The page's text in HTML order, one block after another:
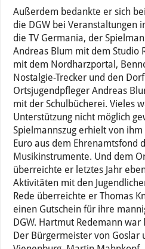
Außerdem bedankte er sich
die DGW bei Veranstaltungen
die TV Germania, der
Andreas Blum mit dem Studio
mit dem Nordharzportal,
Nostalgie-Trecker und den
Ortsjugendpfleger Andreas
mit der Schulbücherei. Vieles
Unterstützung nicht möglich
Spielmannszug erhielt von
Euro aus dem Ehrenamtsfond
Musikinstrumente. Und dem
überreichte er letztes Jahr
Aktivitäten mit den
Rede überreichte er Thomas
einen Gutschein für ihre
DGW. Hartmut Redemann
Der Bürgermeister von Goslar